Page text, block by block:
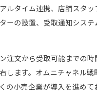
ルタイム連携、店舗スタッ
ーの設置、受取通知システ
注文から受取可能までの時
します。オムニチャネル戦
の小売企業が導入を進めて